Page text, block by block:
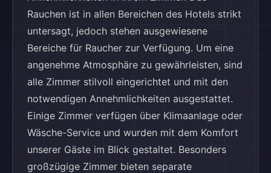
Rauchen ist in allen Bereichen des Hotels strikt
untersagt, jedoch stehen ausgewiesene
Bereiche für Raucher zur Verfügung. Um eine
angenehme Atmosphäre zu gewährleisten, sind
alle Zimmer stilvoll eingerichtet und mit den
notwendigen Annehmlichkeiten ausgestattet.
Einige Zimmer verfügen über Klimaanlage oder
Wäsche-Service und wurden mit dem Komfort
unserer Gäste im Blick gestaltet. Besonders
großzügige Zimmer bieten separate